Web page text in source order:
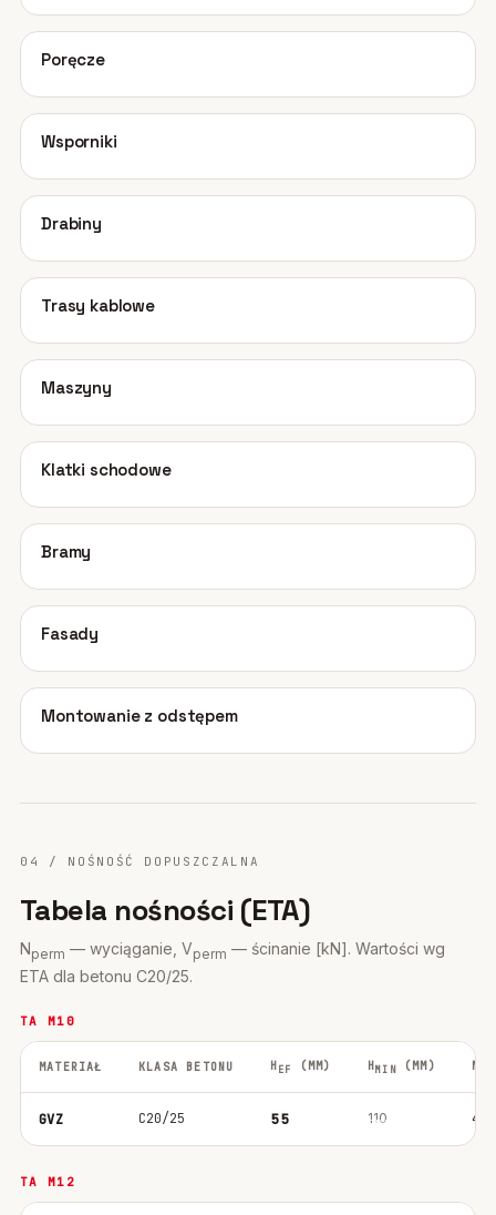
02
Poręcze
03
Wsporniki
04
Drabiny
05
Trasy kablowe
06
Maszyny
07
Klatki schodowe
08
Bramy
09
Fasady
10
Montowanie z odstępem
04 / NOŚNOŚĆ DOPUSZCZALNA
Tabela nośności (ETA)
Nperm — wyciąganie, Vperm — ścinanie [kN]. Wartości wg
ETA dla betonu C20/25.
TA M10
MATERIAŁ KLASA BETONU H EF (MM) HMIN(MM) M
GVZ C20/25 55 110 40
TA M12